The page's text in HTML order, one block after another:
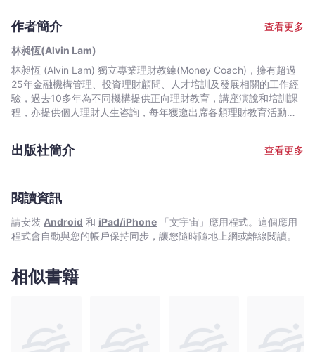
Lam)
-
文
宇
宙
｜
Bookniverse
立影響孩子一生的正確金錢觀，當中包括一些教導運算及設定目標
的概念，以及學習耘與回報的觀念等等。 Alvin指出，2、3歲起的孩
子，已很懂得觀察家長的行為，所以家長如何看待金錢，會大大影
響孩子日後的儲蓄及消費等行為。而有系統地教孩子理財，則須把
握在孩子7至12歲這個黃金階段進行。 書中切實教導家長處理不同
情況，例如父母在孩子面前應該如何談錢，及何時談錢，又例如是
否需要給子女零用錢，持守甚麼準則，而有償家務又是否可取？以
作者簡介
查看更多
林昶恆(Alvin Lam)
林昶恆 (Alvin Lam) 獨立專業理財教練(Money Coach)，擁有超過
25年金融機構管理、投資理財顧問、人才培訓及發展相關的工作經
驗，過去10多年為不同機構提供正向理財教育，講座演說和培訓課
程，亦提供個人理財人生咨詢，每年獲邀出席各類理財教育活動超
過去已推出六本理財書籍，分別是《48個理財人生》，《職場女性
ABC》， 亦協助明愛輔導書籍《投資？賭博？十位股市投資者的賭
學位。其他學歷及資格包括香港大學輔導學碩士、中文大學金融學
碩士、香港大學社會科學學士，美國認可理財教練Certified Money
師(CFPTM)、香港認可財務策劃師(CFPCM)、核准退休顧問
(QRA)、認可兒童財商教練 (CFQCC)、MBTI®性格測驗認證施測
出版社簡介 查看更多
閱讀資訊
請安裝 Android 和 iPad/iPhone 「文宇宙」應用程式。這個應用
程式會自動與您的帳戶保持同步，讓您隨時隨地上網或離線閱讀。
相似書籍